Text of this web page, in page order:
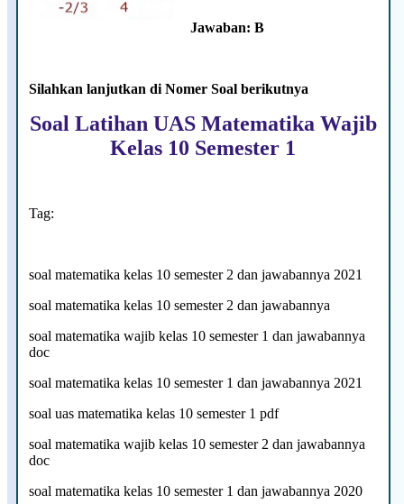
Jawaban: B
Silahkan lanjutkan di Nomer Soal berikutnya
Soal Latihan UAS Matematika Wajib
Kelas 10 Semester 1
Tag:
soal matematika kelas 10 semester 2 dan jawabannya 2021
soal matematika kelas 10 semester 2 dan jawabannya
soal matematika wajib kelas 10 semester 1 dan jawabannya
doc
soal matematika kelas 10 semester 1 dan jawabannya 2021
soal uas matematika kelas 10 semester 1 pdf
soal matematika wajib kelas 10 semester 2 dan jawabannya
doc
soal matematika kelas 10 semester 1 dan jawabannya 2020